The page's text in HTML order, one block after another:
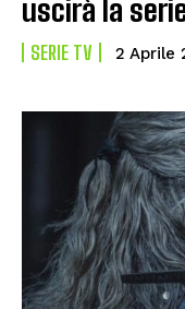
uscirà la
SERIE TV 2 Aprile